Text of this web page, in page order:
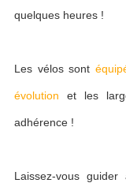
quelques heures !
Les vélos sont
évolution et les
adhérence !
Laissez-vous